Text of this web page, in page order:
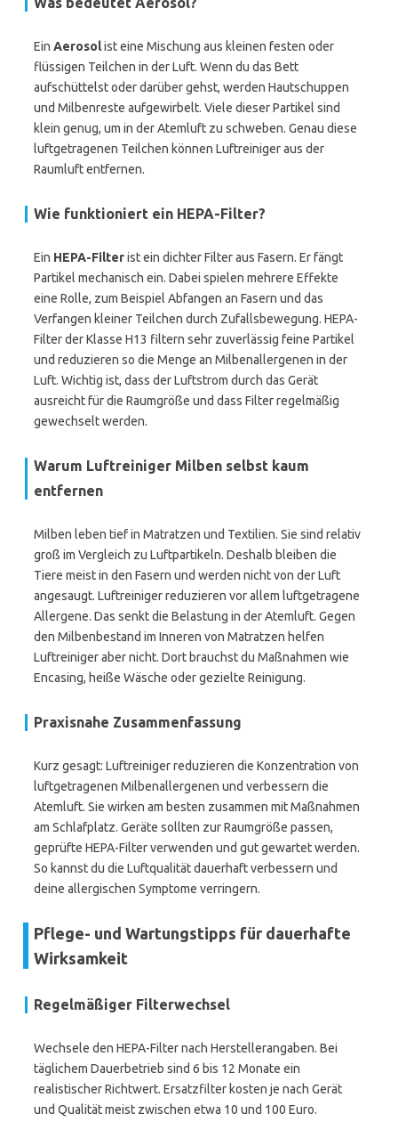
Ein Aerosolist eine Mischung aus kleinen festen oder
flüssigen Teilchen in der Luft. Wenn du das Bett
aufschüttelst oder darüber gehst, werden Hautschuppen
und Milbenreste aufgewirbelt. Viele dieser Partikel sind
klein genug, um in der Atemluft zu schweben. Genau diese
luftgetragenen Teilchen können Luftreiniger aus der
Raumluft entfernen.
Wie funktioniert ein HEPA-Filter?
Ein HEPA-Filterist ein dichter Filter aus Fasern. Er fängt
Partikel mechanisch ein. Dabei spielen mehrere Effekte
eine Rolle, zum Beispiel Abfangen an Fasern und das
Verfangen kleiner Teilchen durch Zufallsbewegung. HEPA-
Filter der Klasse H13 filtern sehr zuverlässig feine Partikel
und reduzieren so die Menge an Milbenallergenen in der
Luft. Wichtig ist, dass der Luftstrom durch das Gerät
ausreicht für die Raumgröße und dass Filter regelmäßig
gewechselt werden.
Warum Luftreiniger Milben selbst kaum
entfernen
Milben leben tief in Matratzen und Textilien. Sie sind relativ
groß im Vergleich zu Luftpartikeln. Deshalb bleiben die
Tiere meist in den Fasern und werden nicht von der Luft
angesaugt. Luftreiniger reduzieren vor allem luftgetragene
Allergene. Das senkt die Belastung in der Atemluft. Gegen
den Milbenbestand im Inneren von Matratzen helfen
Luftreiniger aber nicht. Dort brauchst du Maßnahmen wie
Encasing, heiße Wäsche oder gezielte Reinigung.
Praxisnahe Zusammenfassung
Kurz gesagt: Luftreiniger reduzieren die Konzentration von
luftgetragenen Milbenallergenen und verbessern die
Atemluft. Sie wirken am besten zusammen mit Maßnahmen
am Schlafplatz. Geräte sollten zur Raumgröße passen,
geprüfte HEPA-Filter verwenden und gut gewartet werden.
So kannst du die Luftqualität dauerhaft verbessern und
deine allergischen Symptome verringern.
Pflege- und Wartungstipps für dauerhafte
Wirksamkeit
Regelmäßiger Filterwechsel
Wechsele den HEPA-Filter nach Herstellerangaben. Bei
täglichem Dauerbetrieb sind 6 bis 12 Monate ein
realistischer Richtwert. Ersatzfilter kosten je nach Gerät
und Qualität meist zwischen etwa 10 und 100 Euro.